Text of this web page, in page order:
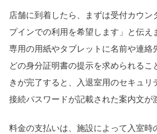
店舗に到着したら、まずは受付カウン
プインでの利用を希望します」と伝え
専用の用紙やタブレットに名前や連絡
どの身分証明書の提示を求められる
きが完了すると、入退室用のセキュ
接続パスワードが記載された案内文が
料金の支払いは、施設によって入室時